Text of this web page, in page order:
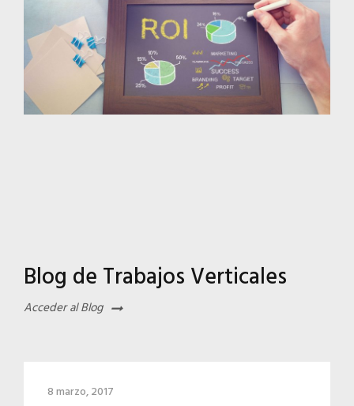
Blog de Trabajos Verticales
Acceder al Blog
8 marzo, 2017